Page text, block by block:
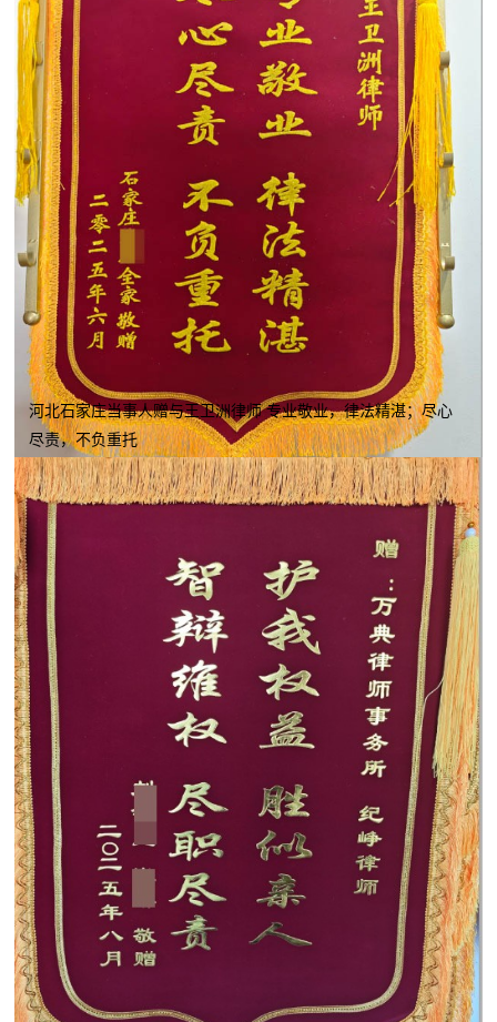
河北石家庄当事人赠与王卫洲律师 专业敬业，律法精湛；尽心
尽责，不负重托